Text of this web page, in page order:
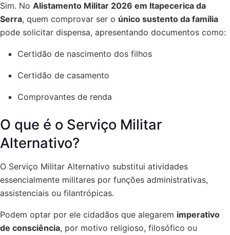
Sim. No Alistamento Militar 2026 em Itapecerica da
Serra, quem comprovar ser o único sustento da família
pode solicitar dispensa, apresentando documentos como:
Certidão de nascimento dos filhos
Certidão de casamento
Comprovantes de renda
O que é o Serviço Militar
Alternativo?
O Serviço Militar Alternativo substitui atividades
essencialmente militares por funções administrativas,
assistenciais ou filantrópicas.
Podem optar por ele cidadãos que alegarem imperativo
de consciência, por motivo religioso, filosófico ou